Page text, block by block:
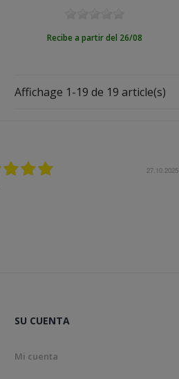
Recibe a partir del 26/08
Affichage 1-19 de 19 article(s)
27.10.2025
SU CUENTA
Mi cuenta